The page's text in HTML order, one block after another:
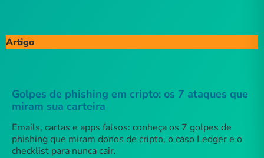
Artigo
Golpes de phishing em cripto: os 7 ataques que
miram sua carteira
Emails, cartas e apps falsos: conheça os 7 golpes de
phishing que miram donos de cripto, o caso Ledger e o
checklist para nunca cair.